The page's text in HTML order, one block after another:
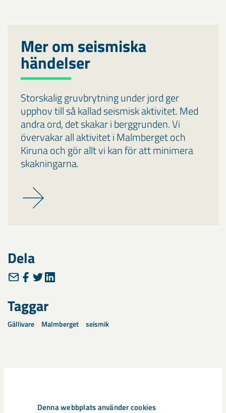
Denna webbplats använder cookies
Mer om seismiska
händelser
Storskalig gruvbrytning under jord ger
upphov till så kallad seismisk aktivitet. Med
andra ord, det skakar i berggrunden. Vi
övervakar all aktivitet i Malmberget och
Kiruna och gör allt vi kan för att minimera
skakningarna.
Dela
Taggar
Gällivare Malmberget seismik